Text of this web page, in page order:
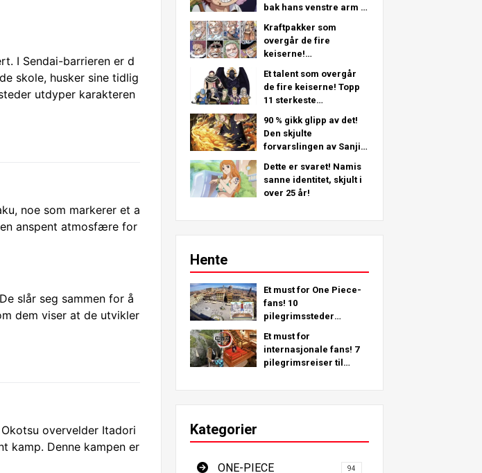
I Sendai-barrieren er d
skole, husker sine tidlig
utdyper karakteren
noe som markerer et a
anspent atmosfære for
slår seg sammen for å
dem viser at de utvikler
overvelder Itadori
kamp. Denne kampen er
bak hans venstre arm -
det siste kapittelet!
Kraftpakker som
overgår de fire
keiserne!
Piratmannskap nr. 2
Sterkeste rangering
TOPP 11 (Fra 5. til 1.)
Et talent som overgår
de fire keiserne! Topp
11 sterkeste
karakterer (fra 11. til 6.
plass)
90 % gikk glipp av det!
Den skjulte
forvarslingen av Sanji i
Dette er svaret! Namis
sanne identitet, skjult i
over 25 år!
Hente
Et must for One Piece-
fans! 10
pilegrimssteder
steder rundt om i
verden!
Et must for
internasjonale fans! 7
pilegrimsreiser til
Kategorier
ONE-PIECE 94